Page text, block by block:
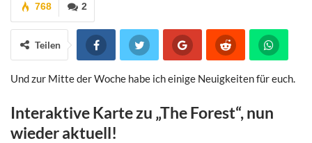
2
768
Teilen
Und zur Mitte der Woche habe ich einige Neuigkeiten für euch.
Interaktive Karte zu „The Forest“, nun
wieder aktuell!